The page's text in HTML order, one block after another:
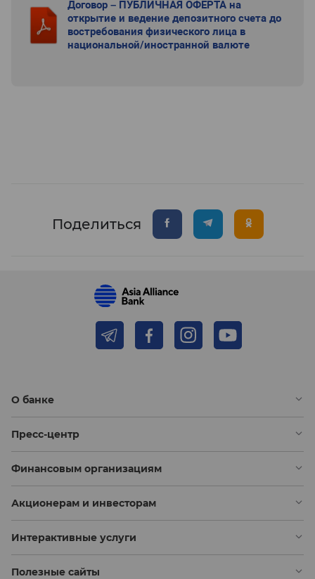
Договор – ПУБЛИЧНАЯ ОФЕРТА на
открытие и ведение депозитного счета до
востребования физического лица в
национальной/иностранной валюте
Поделиться
О банке
Пресс-центр
Финансовым организациям
Акционерам и инвесторам
Интерактивные услуги
Полезные сайты